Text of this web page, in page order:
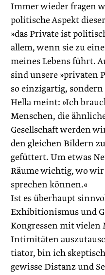
Immer wieder fragen
politische Aspekt
»das Private ist
allem, wenn sie zu
meines Lebens führt.
sind unsere »privaten
so einzigartig,
Hella meint: »Ich
Menschen, die
Gesellschaft werden
den gleichen Bildern
gefüttert. Um etwas
Räume wichtig, wo
sprechen können.«
Ist es überhaupt
Exhibitionismus und
Kongressen mit vielen
Intimitäten
tiator, bin ich
gewisse Distanz und